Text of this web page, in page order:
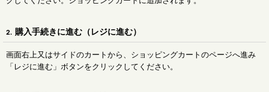
2. 購入手続きに進む（レジに進む）
画面右上又はサイドのカートから、ショッピングカートのページへ進み
「レジに進む」ボタンをクリックしてください。